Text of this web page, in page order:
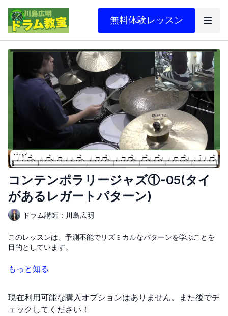
無料体験レッスン
コンテンポラリージャズ①-05(タイ
があるレガートパターン)
ドラム講師：川島広明
このレッスンは、予測不能でリズミカルなパターンを学ぶことを
目的としています。
まず、体を使って練習することが重要です。ショルダーがボウに
ンではライドシンバルの練習に集中します。
もっと知る
現在利用可能な購入オプションはありません。また後でチ
ェックしてください！